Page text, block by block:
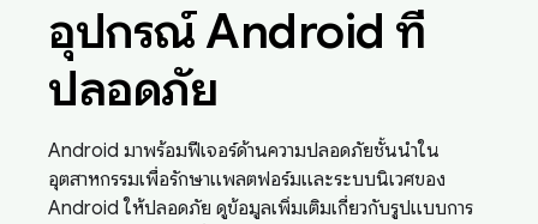
อุปกรณ์ Android ที่
ปลอดภัย
Android มาพร้อมฟีเจอร์ด้านความปลอดภัยชั้นนำใน
อุตสาหกรรมเพื่อรักษาแพลตฟอร์มและระบบนิเวศของ
Android ให้ปลอดภัย ดูข้อมูลเพิ่มเติมเกี่ยวกับรูปแบบการ